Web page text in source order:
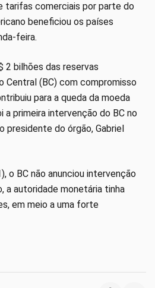
tarifas comerciais por parte do
beneficiou os países
feira.
2 bilhões das reservas
Central (BC) com compromisso
para a queda da moeda
a primeira intervenção do BC no
presidente do órgão, Gabriel
o BC não anunciou intervenção
a autoridade monetária tinha
em meio a uma forte